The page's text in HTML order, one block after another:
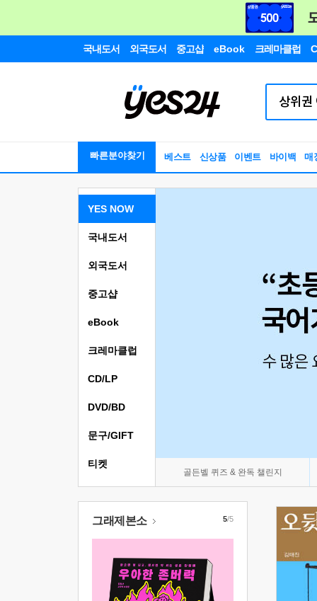
국내도서 외국도서 중고샵 eBook 크레마클럽
빠른분야찾기 베스트 신상품 이벤트 바이백 매
YES NOW
골든벨 퀴즈 & 완독 챌린지
국내도서
외국도서
중고샵
eBook
크레마클럽
CD/LP
DVD/BD
문구/GIFT
티켓
그래제본소 5/5